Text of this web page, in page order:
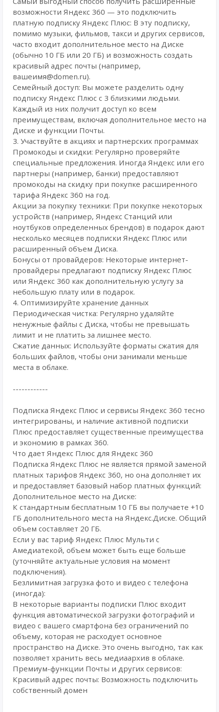
возможности Яндекс 360 — это подключить
платную подписку Яндекс Плюс: В эту подписку,
помимо музыки, фильмов, такси и других сервисов,
часто входит дополнительное место на Диске
(обычно 10 ГБ или 20 ГБ) и возможность создать
красивый адрес почты (например,
вашеимя@domen.ru).
Семейный доступ: Вы можете разделить одну
подписку Яндекс Плюс с 3 близкими людьми.
Каждый из них получит доступ ко всем
преимуществам, включая дополнительное место на
Диске и функции Почты.
3. Участвуйте в акциях и партнерских программах
Промокоды и скидки: Регулярно проверяйте
специальные предложения. Иногда Яндекс или его
партнеры (например, банки) предоставляют
промокоды на скидку при покупке расширенного
тарифа Яндекс 360 на год.
Акции за покупку техники: При покупке некоторых
устройств (например, Яндекс Станций или
ноутбуков определенных брендов) в подарок дают
несколько месяцев подписки Яндекс Плюс или
расширенный объем Диска.
Бонусы от провайдеров: Некоторые интернет-
провайдеры предлагают подписку Яндекс Плюс
или Яндекс 360 как дополнительную услугу за
небольшую плату или в подарок.
4. Оптимизируйте хранение данных
Периодическая чистка: Регулярно удаляйте
ненужные файлы с Диска, чтобы не превышать
лимит и не платить за лишнее место.
Сжатие данных: Используйте форматы сжатия для
больших файлов, чтобы они занимали меньше
места в облаке.
------------
Подписка Яндекс Плюс и сервисы Яндекс 360 тесно
интегрированы, и наличие активной подписки
Плюс предоставляет существенные преимущества
и экономию в рамках 360.
Что дает Яндекс Плюс для Яндекс 360
Подписка Яндекс Плюс не является прямой заменой
платных тарифов Яндекс 360, но она дополняет их
и предоставляет базовый набор платных функций:
Дополнительное место на Диске:
К стандартным бесплатным 10 ГБ вы получаете +10
ГБ дополнительного места на Яндекс.Диске. Общий
объем составляет 20 ГБ.
Если у вас тариф Яндекс Плюс Мульти с
Амедиатекой, объем может быть еще больше
(уточняйте актуальные условия на момент
подключения).
Безлимитная загрузка фото и видео с телефона
(иногда):
В некоторые варианты подписки Плюс входит
функция автоматической загрузки фотографий и
видео с вашего смартфона без ограничений по
объему, которая не расходует основное
пространство на Диске. Это очень выгодно, так как
позволяет хранить весь медиаархив в облаке.
Премиум-функции Почты и других сервисов:
Красивый адрес почты: Возможность подключить
собственный домен